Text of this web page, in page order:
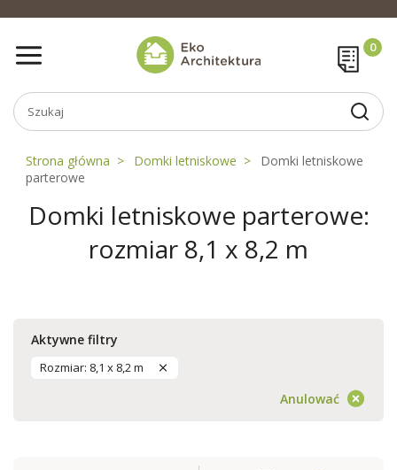
Strona główna Domki letniskowe
Domki letniskowe
parterowe
Domki letniskowe parterowe:
rozmiar 8,1 x 8,2 m
Aktywne filtry
Rozmiar: 8,1 x 8,2 m
Anulować